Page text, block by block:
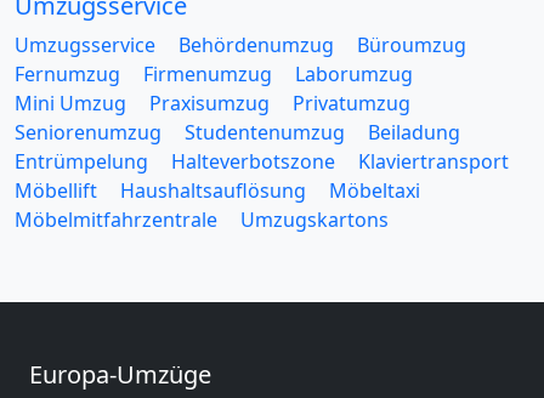
Umzugsservice Behördenumzug
Büroumzug
Fernumzug
Firmenumzug
Laborumzug
Mini Umzug
Praxisumzug
Privatumzug
Seniorenumzug
Studentenumzug
Beiladung
Entrümpelung
Halteverbotszone
Klaviertransport
Möbellift
Haushaltsauflösung
Möbeltaxi
Möbelmitfahrzentrale
Umzugskartons
Europa-Umzüge